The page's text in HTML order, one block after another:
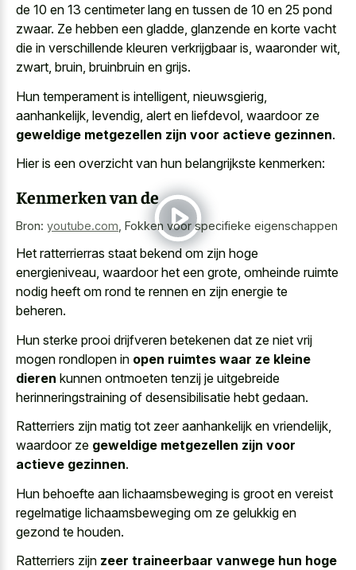
de 10 en 13 centimeter lang en tussen de 10 en 25 pond
zwaar. Ze hebben een gladde, glanzende en korte vacht
die in verschillende kleuren verkrijgbaaris, waaronder wit,
zwart, bruin, bruinbruin en grijs.
Hun temperament is intelligent, nieuwsgierig,
aanhankelijk, levendig, alert en liefdevol, waardoor ze
geweldige metgezellen zijn voor actieve gezinnen.
Hier is een overzicht van hun belangrijkste kenmerken:
Kenmerken van de
Bron: youtube.com Fokken voor specifieke eigenschappen
Het ratterrierras staat bekend om zijn hoge
energieniveau, waardoor het een grote, omheinde ruimte
nodig heeft om rond te rennen en zijn energie te
beheren.
Hun sterke prooi drijfveren betekenen dat ze niet vrij
mogen rondlopen in open ruimtes waar ze kleine
dieren kunnen ontmoeten tenzij je uitgebreide
herinneringstraining of desensibilisatie hebt gedaan.
Ratterriers zijn matig tot zeer aanhankelijk en vriendelijk,
waardoor ze geweldige metgezellen zijn voor
actieve gezinnen.
Hun behoefte aan lichaamsbeweging is groot en vereist
regelmatige lichaamsbeweging om ze gelukkig en
gezond te houden.
Ratterriers zijn zeer traineerbaar vanwege hun hoge